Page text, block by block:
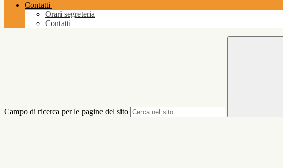
Contatti
Orari segreteria
Contatti
Campo di ricerca per le pagine del sito